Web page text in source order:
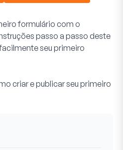
formulário com o
passo a passo deste
seu primeiro
criar e publicar seu primeiro